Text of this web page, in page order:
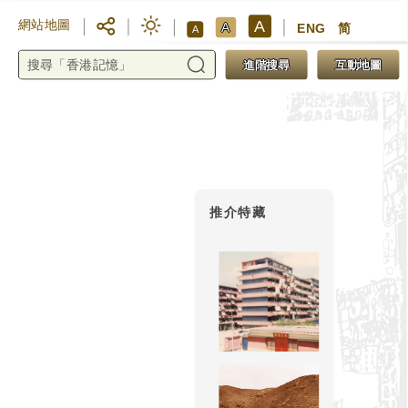
網站地圖 A A A ENG 简
進階搜尋 互動地圖
推介特藏